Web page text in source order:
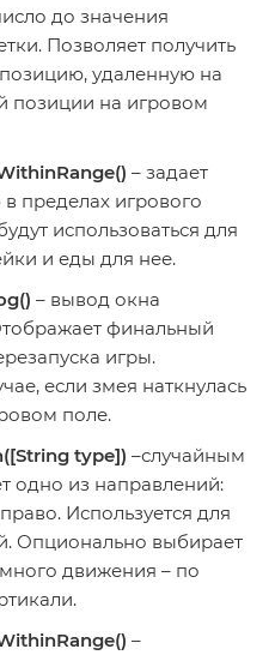
до значения
Позволяет получить
удаленную на
позиции на игровом
– задает
пределах игрового
использоваться для
и еды для нее.
– вывод окна
финальный
игры.
если змея наткнулась
поле.
type]) –случайным
одно из направлений:
Используется для
Опционально выбирает
движения – по
–